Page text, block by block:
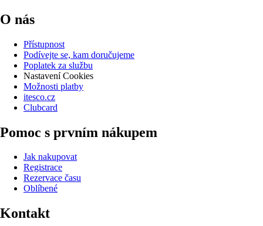
O nás
Přístupnost
Podívejte se, kam doručujeme
Poplatek za službu
Nastavení Cookies
Možnosti platby
itesco.cz
Clubcard
Pomoc s prvním nákupem
Jak nakupovat
Registrace
Rezervace času
Oblíbené
Kontakt